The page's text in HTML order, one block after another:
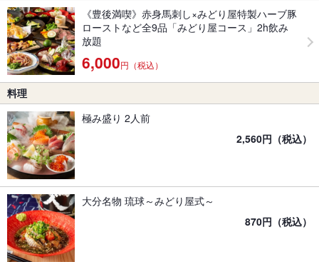
《豊後満喫》赤身馬刺し×みどり屋特製ハーブ豚
ローストなど全9品「みどり屋コース」2h飲み
放題
6,000円（税込）
料理
極み盛り 2人前
2,560円（税込）
大分名物 琉球～みどり屋式～
870円（税込）